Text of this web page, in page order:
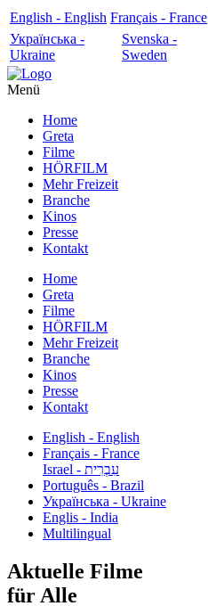
English - English Français - France
Українська -
Ukraine
Svenska -
Sweden
Menü
Home
Greta
Filme
HÖRFILM
Mehr Freizeit
Branche
Kinos
Presse
Kontakt
Home
Greta
Filme
HÖRFILM
Mehr Freizeit
Branche
Kinos
Presse
Kontakt
English - English
Français - France
עִבְרִית - Israel
Português - Brazil
Українська - Ukraine
Englis - India
Multilingual
Aktuelle Filme
für Alle